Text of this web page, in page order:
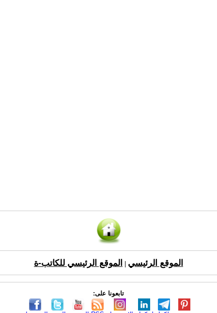
الموقع الرئيسي الموقع الرئيسي للكاتب-ة
تابعونا على: